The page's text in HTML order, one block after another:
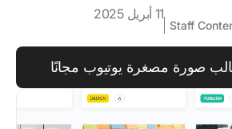
Staff
11 أبريل 2025
صورة مصغرة يوتيوب مجانًا